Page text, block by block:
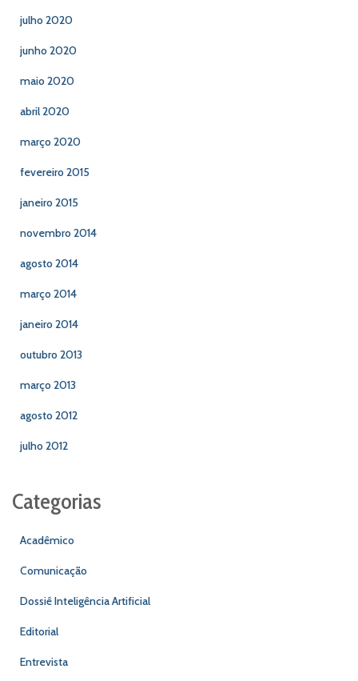
julho 2020
junho 2020
maio 2020
abril 2020
março 2020
fevereiro 2015
janeiro 2015
novembro 2014
agosto 2014
março 2014
janeiro 2014
outubro 2013
março 2013
agosto 2012
julho 2012
Categorias
Acadêmico
Comunicação
Dossiê Inteligência Artificial
Editorial
Entrevista